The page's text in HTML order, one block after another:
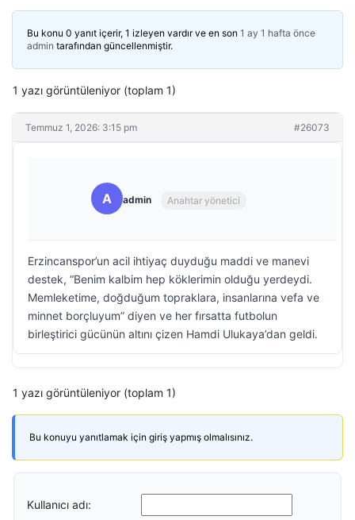
Bu konu 0 yanıt içerir, 1 izleyen vardır ve en son 1 ay 1 hafta önce
admin tarafından güncellenmiştir.
1 yazı görüntüleniyor (toplam 1)
Temmuz 1, 2026: 3:15 pm #26073
A admin Anahtar yönetici
Erzincanspor’un acil ihtiyaç duyduğu maddi ve manevi
destek, “Benim kalbim hep köklerimin olduğu yerdeydi.
Memleketime, doğduğum topraklara, insanlarına vefa ve
minnet borçluyum” diyen ve her fırsatta futbolun
birleştirici gücünün altını çizen Hamdi Ulukaya’dan geldi.
1 yazı görüntüleniyor (toplam 1)
Bu konuyu yanıtlamak için giriş yapmış olmalısınız.
Kullanıcı adı: